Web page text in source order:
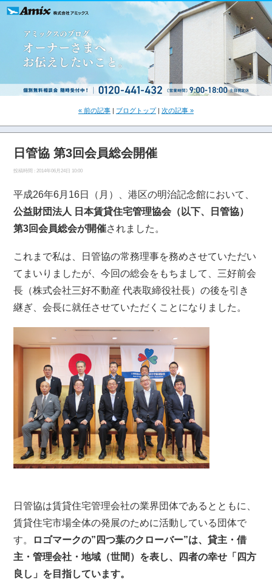
« 前の記事 ブログトップ| 次の記事 »
日管協 第3回会員総会開催
投稿時間 : 2014年06月24日 10:00
平成26年6月16日（月）、港区の明治記念館において、
公益財団法人 日本賃貸住宅管理協会（以下、日管協）
第3回会員総会が開催されました。
これまで私は、日管協の常務理事を務めさせていただい
てまいりましたが、今回の総会をもちまして、三好前会
長（株式会社三好不動産 代表取締役社長）の後を引き
継ぎ、会長に就任させていただくことになりました。
日管協は賃貸住宅管理会社の業界団体であるとともに、
賃貸住宅市場全体の発展のために活動している団体で
す。
ロゴマークの”四つ葉のクローバー”は、貸主・借
主・管理会社・地域（世間）を表し、四者の幸せ「四方
良し」を目指しています。